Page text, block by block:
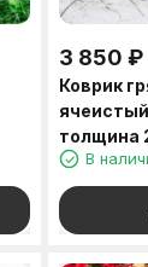
3 850 ₽
Коврик
толщина
В